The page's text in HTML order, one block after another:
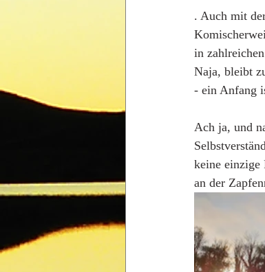
. Auch mit
in
Naja, bleibt
- ein Anfang
Ach ja, und
keine einzige
an der